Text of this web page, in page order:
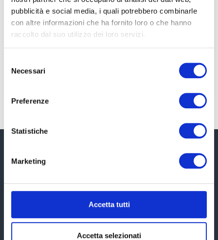
pubblicità e social media, i quali potrebbero combinarle
con altre informazioni che ha fornito loro o che hanno
raccolto dal suo utilizzo dei loro servizi.
delNecessari
Preferenze
Statistiche
Marketing
Accetta tutti
Accetta selezionati
La scelta della forma societaria è una decisione
cruciale per qualsiasi imprenditore. Le Società
in Accomandita Semplice (SAS) e le Società a
Ti aiutiamo a districarti all'interno del labirinto fiscale al
fine di ridurre le tasse e proteggere il patrimonio.
[elfsight_whatsapp_chat id="1"]